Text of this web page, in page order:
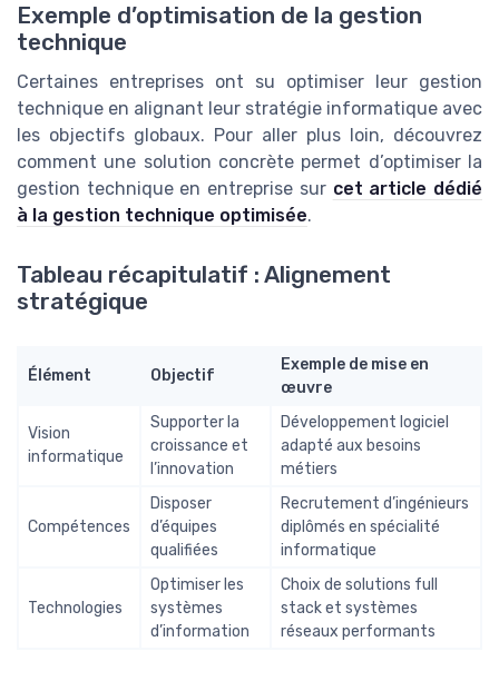
Exemple d’optimisation de la gestion
technique
Certaines entreprises ont su optimiser leur gestion
technique en alignant leur stratégie informatique avec
les objectifs globaux. Pour aller plus loin, découvrez
comment une solution concrète permet d’optimiser la
gestion technique en entreprise sur cet article dédié
à la gestion technique optimisée.
Tableau récapitulatif : Alignement
stratégique
Élément Objectif
Exemple de mise en
œuvre
Vision
informatique
Supporter la
croissance et
l’innovation
Développement logiciel
adapté aux besoins
métiers
Compétences
Disposer
d’équipes
qualifiées
Recrutement d’ingénieurs
diplômés en spécialité
informatique
Technologies
Optimiser les
systèmes
d’information
Choix de solutions full
stack et systèmes
réseaux performants